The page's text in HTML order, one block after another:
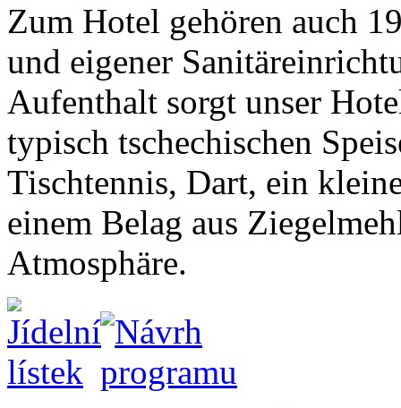
Zum Hotel gehören auch
und eigener
Aufenthalt sorgt unser
typisch tschechischen
Tischtennis, Dart, ein
einem Belag aus
Atmosphäre.